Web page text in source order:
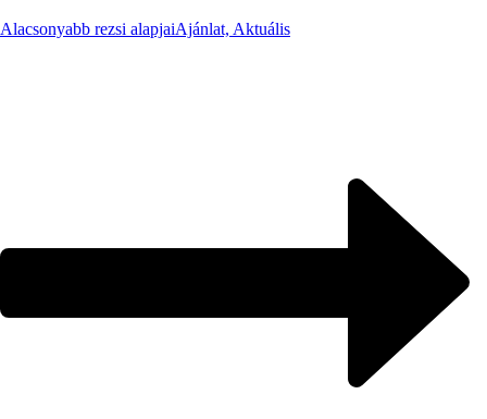
Alacsonyabb rezsi alapjaiAjánlat, Aktuális